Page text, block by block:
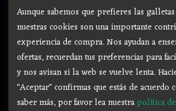
Aunque sabemos que prefieres las
nuestras cookies son una importante
experiencia de compra. Nos ayudan a
ofertas, recuerdan tus preferencias para
y nos avisan si la web se vuelve lenta.
"Aceptar" confirmas que estás de acuerdo
saber más, por favor lea nuestrapolítica